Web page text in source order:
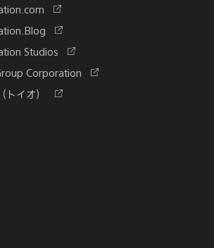
新
い
タ
開
新
い
タ
ブ
Studios
新
い
タ
Corporation
新
イオ）
新